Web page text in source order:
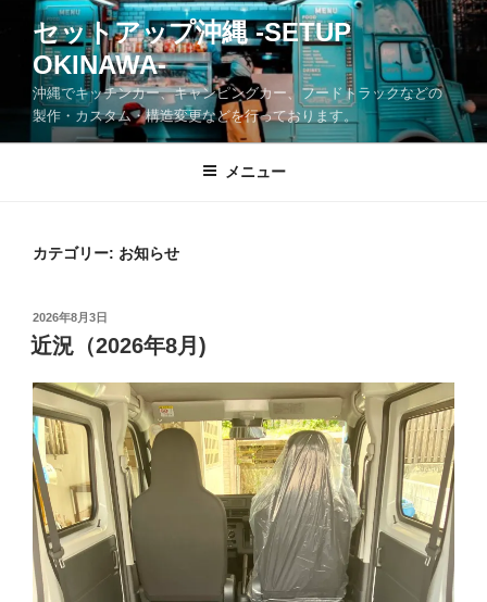
へ
セットアップ沖縄 -SETUP
OKINAWA-
沖縄でキッチンカー、キャンピングカー、フードトラックなどの
製作・カスタム・構造変更などを行っております。
メニュー
カテゴリー: お知らせ
投
稿
日:
2026年8月3日
近況（2026年8月)